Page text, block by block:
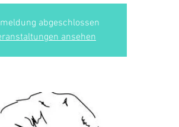
abgeschlossen
ansehen